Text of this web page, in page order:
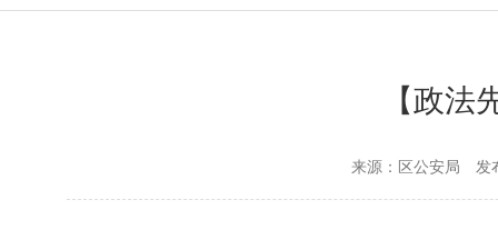
【政
来源：区公安局 发